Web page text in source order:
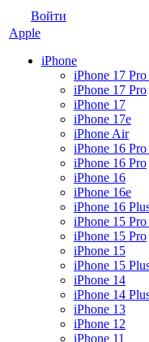
Войти
Apple
iPhone
iPhone 17
iPhone 17 Pro
iPhone 17
iPhone 17e
iPhone Air
iPhone 16
iPhone 16 Pro
iPhone 16
iPhone 16e
iPhone 16
iPhone 15
iPhone 15 Pro
iPhone 15
iPhone 15
iPhone 14
iPhone 14
iPhone 13
iPhone 12
iPhone 11